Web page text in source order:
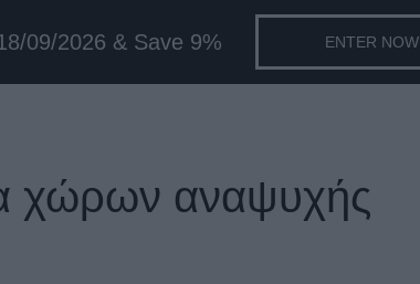
09/2026 & Save 9% ENTER NOW
χώρων αναψυχής